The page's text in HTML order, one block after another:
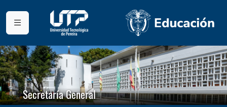
Secretaría General